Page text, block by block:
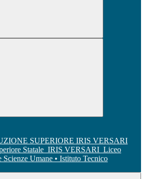
Statale IRIS VERSARI Liceo
Umane • Istituto Tecnico